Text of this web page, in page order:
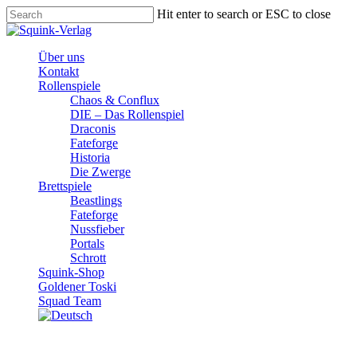
Skip
to
main
content
Hit enter to search or ESC to close
Close
Über uns
Kontakt
Rollenspiele
Chaos & Conflux
DIE – Das Rollenspiel
Draconis
Fateforge
Historia
Die Zwerge
Brettspiele
Beastlings
Fateforge
Nussfieber
Portals
Schrott
Squink-Shop
Goldener Toski
Squad Team